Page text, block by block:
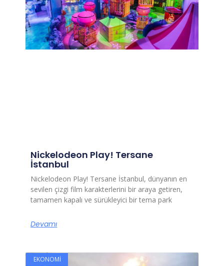
Nickelodeon Play! Tersane
İstanbul
Nickelodeon Play! Tersane İstanbul, dünyanın en
sevilen çizgi film karakterlerini bir araya getiren,
tamamen kapalı ve sürükleyici bir tema park
Devamı
EKONOMI